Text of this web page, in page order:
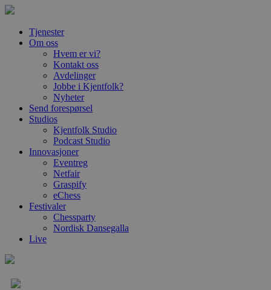
Tjenester
Om oss
Hvem er vi?
Kontakt oss
Avdelinger
Jobbe i Kjentfolk?
Nyheter
Send forespørsel
Studios
Kjentfolk Studio
Podcast Studio
Innovasjoner
Eventreg
Netfair
Graspify
eChess
Festivaler
Chessparty
Nordisk Dansegalla
Live